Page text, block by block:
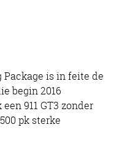
Package is in feite de
begin 2016
911 GT3 zonder
pk sterke